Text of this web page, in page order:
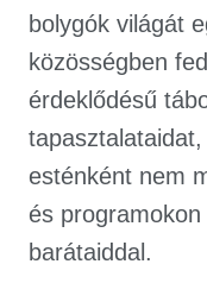
bolygók világát
közösségben
érdeklődésű
esténként nem
és
barátaiddal.